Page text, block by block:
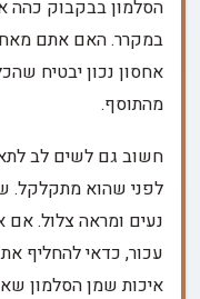
הסלמון בבקבוק כהה
במקרר. האם אתם
אחסון נכון יבטיח
מהתוסף.
חשוב גם לשים לב
לפני שהוא מתקלקל.
נעים ומראה צלול. אם
עכור, כדאי להחליף
איכות שמן הסלמון